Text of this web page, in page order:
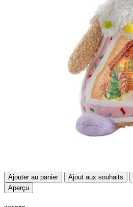
Ajouter au panier Ajout aux souhaits
Aperçu